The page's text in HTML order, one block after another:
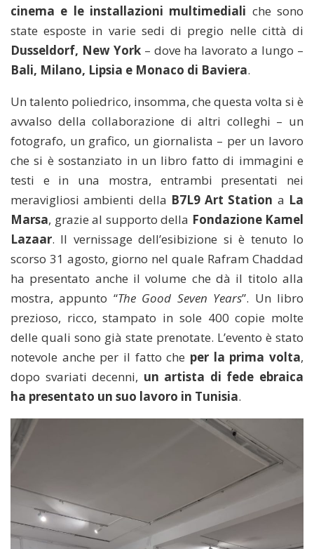
cinema e le installazioni multimediali che sono
state esposte in varie sedi di pregio nelle città di
Dusseldorf, New York– dove ha lavorato a lungo –
Bali, Milano, Lipsia e Monaco di Baviera.
Un talento poliedrico, insomma, che questa volta si è
avvalso della collaborazione di altri colleghi – un
fotografo, un grafico, un giornalista – per un lavoro
che si è sostanziato in un libro fatto di immagini e
testi e in una mostra, entrambi presentati nei
meravigliosi ambienti della B7L9 Art Station a La
Marsa, grazie al supporto della Fondazione Kamel
Lazaar. Il vernissage dell’esibizione si è tenuto lo
scorso 31 agosto, giorno nel quale Rafram Chaddad
ha presentato anche il volume che dà il titolo alla
mostra, appunto “The Good Seven Years”. Un libro
prezioso, ricco, stampato in sole 400 copie molte
delle quali sono già state prenotate. L’evento è stato
notevole anche per il fatto che per la prima volta,
dopo svariati decenni, un artista di fede ebraica
ha presentato un suo lavoro in Tunisia.